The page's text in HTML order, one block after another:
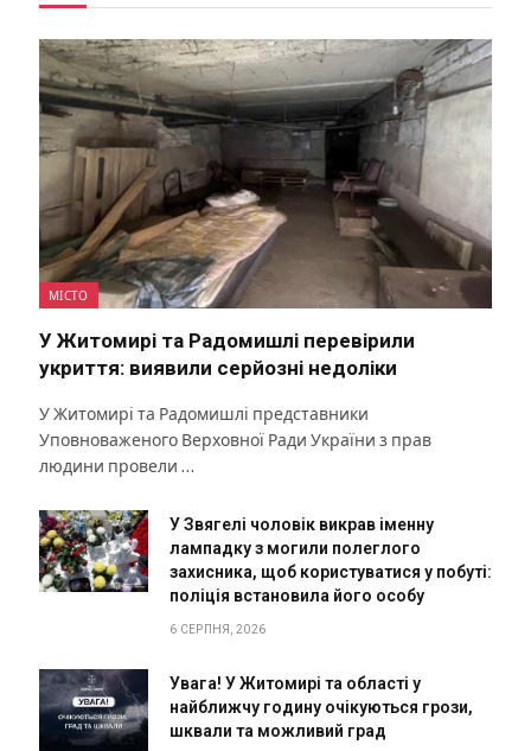
МІСТО
У Житомирі та Радомишлі перевірили
укриття: виявили серйозні недоліки
У Житомирі та Радомишлі представники
Уповноваженого Верховної Ради України з прав
людини провели …
У Звягелі чоловік викрав іменну
лампадку з могили полеглого
захисника, щоб користуватися у побуті:
поліція встановила його особу
6 СЕРПНЯ, 2026
Увага! У Житомирі та області у
найближчу годину очікуються грози,
шквали та можливий град